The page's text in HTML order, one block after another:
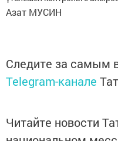
Азат МУСИН
Следите за самым
Telegram-канале
Читайте новости